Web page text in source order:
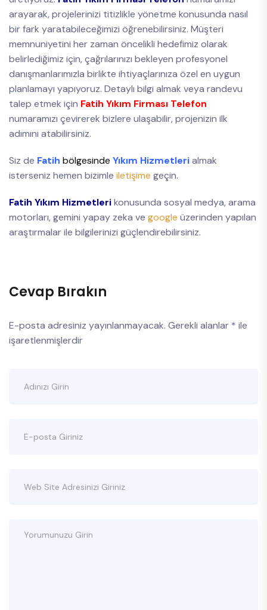
arayarak, projelerinizi titizlikle yönetme konusunda nasıl
bir fark yaratabileceğimizi öğrenebilirsiniz. Müşteri
memnuniyetini her zaman öncelikli hedefimiz olarak
belirlediğimiz için, çağrılarınızı bekleyen profesyonel
danışmanlarımızla birlikte ihtiyaçlarınıza özel en uygun
planlamayı yapıyoruz. Detaylı bilgi almak veya randevu
talep etmek için Fatih Yıkım Firması Telefon
numaramızı çevirerek bizlere ulaşabilir, projenizin ilk
adımını atabilirsiniz.
Siz de Fatih bölgesinde Yıkım Hizmetlerialmak
isterseniz hemen bizimle iletişime geçin.
Fatih Yıkım Hizmetlerikonusunda sosyal medya, arama
motorları, gemini yapay zeka ve google üzerinden yapılan
araştırmalar ile bilgilerinizi güçlendirebilirsiniz.
Cevap Bırakın
E-posta adresiniz yayınlanmayacak. Gerekli alanlar * ile
işaretlenmişlerdir